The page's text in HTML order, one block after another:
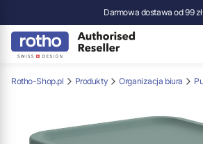
Darmowa dostawa od 99 zł
Rotho-Shop.pl Produkty Organizacja biura